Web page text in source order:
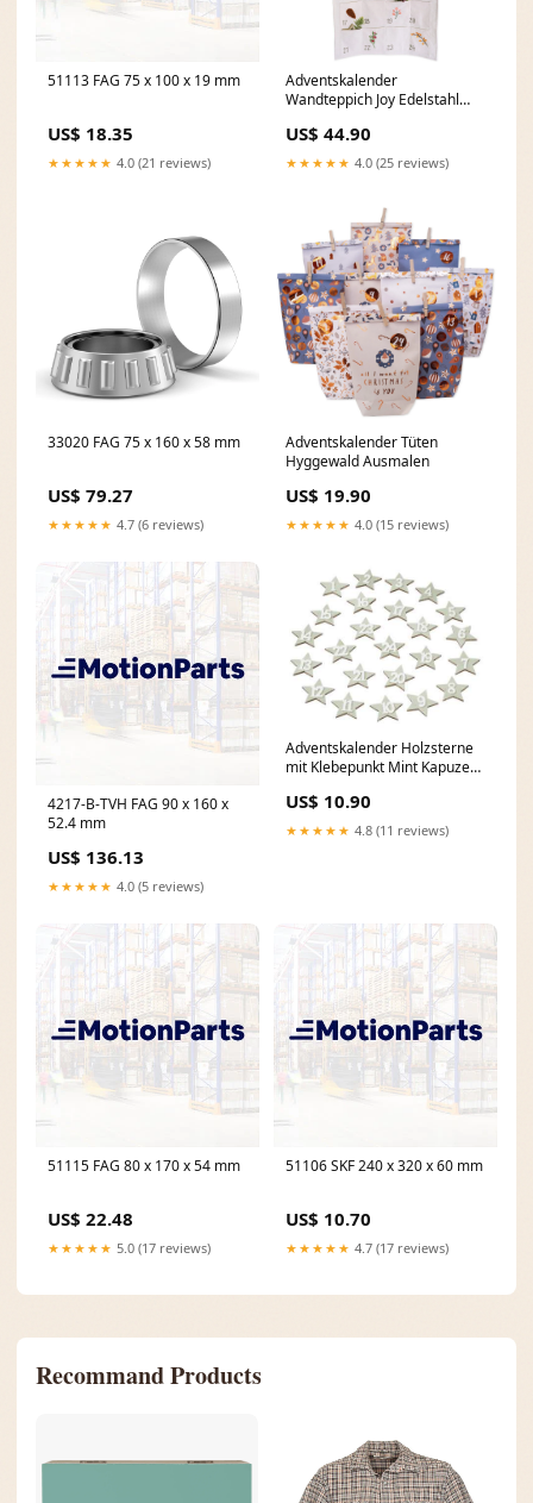
51113 FAG 75 x 100 x 19 mm
US$ 18.35
★★★★★ 4.0 (21 reviews)
Adventskalender
Wandteppich Joy Edelstahl
US$ 44.90
★★★★★ 4.0 (25 reviews)
33020 FAG 75 x 160 x 58 mm
US$ 79.27
★★★★★ 4.7 (6 reviews)
Adventskalender Tüten
Hyggewald Ausmalen
US$ 19.90
★★★★★ 4.0 (15 reviews)
4217-B-TVH FAG 90 x 160 x
52.4 mm
US$ 136.13
★★★★★ 4.0 (5 reviews)
Adventskalender Holzsterne
mit Klebepunkt Mint Kapuzen
US$ 10.90
★★★★★ 4.8 (11 reviews)
51115 FAG 80 x 170 x 54 mm
US$ 22.48
★★★★★ 5.0 (17 reviews)
51106 SKF 240 x 320 x 60 mm
US$ 10.70
★★★★★ 4.7 (17 reviews)
Recommand Products